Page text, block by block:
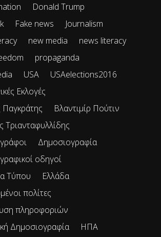
Donald Trump
Fake news
Journalism
new media
news literacy
propaganda
USA
USAelections2016
Εκλογές
Βλαντιμίρ Πούτιν
Τριανταφυλλίδης
Δημοσιογραφία
οδηγοί
Τύπου
Ελλάδα
πολίτες
πληροφοριών
Δημοσιογραφία
ΗΠΑ